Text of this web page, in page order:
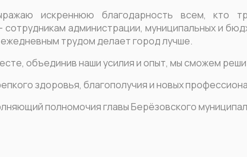
искреннюю благодарность всем, кто
сотрудникам администрации, муниципальных и
трудом делает город лучше.
объединив наши усилия и опыт, мы сможем
здоровья, благополучия и новых
полномочия главы Берёзовского